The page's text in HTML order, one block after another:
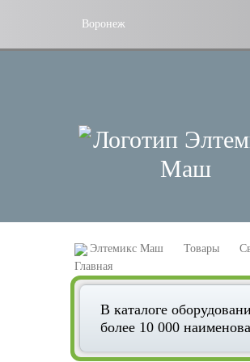
Воронеж
Элтемикс Маш Товары
В каталоге
более 10 000